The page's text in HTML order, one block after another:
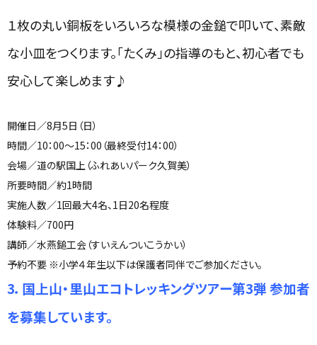
１枚の丸い銅板をいろいろな模様の金鎚で叩いて、素敵
な小皿をつくります。「たくみ」の指導のもと、初心者でも
安心して楽しめます♪
開催日／8月5日（日）
時間／10：00～15：00 （最終受付14：00）
会場／道の駅国上（ふれあいパーク久賀美）
所要時間／約1時間
実施人数／1回最大4名、 1 日20名程度
体験料／700円
講師／水燕鎚工会（すいえんついこうかい）
予約不要 ※小学４年生以下は保護者同伴でご参加ください。
3．国上山・里山エコトレッキングツアー第3弾 参加者
を募集しています。